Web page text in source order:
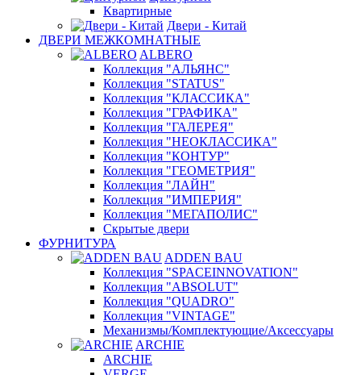
Квартирные
Двери - Китай
ДВЕРИ МЕЖКОМНАТНЫЕ
ALBERO
Коллекция "АЛЬЯНС"
Коллекция "STATUS"
Коллекция "КЛАССИКА"
Коллекция "ГРАФИКА"
Коллекция "ГАЛЕРЕЯ"
Коллекция "НЕОКЛАССИКА"
Коллекция "КОНТУР"
Коллекция "ГЕОМЕТРИЯ"
Коллекция "ЛАЙН"
Коллекция "ИМПЕРИЯ"
Коллекция "МЕГАПОЛИС"
Скрытые двери
ФУРНИТУРА
ADDEN BAU
Коллекция "SPACEINNOVATION"
Коллекция "ABSOLUT"
Коллекция "QUADRO"
Коллекция "VINTAGE"
Механизмы/Комплектующие/Аксессуары
ARCHIE
ARCHIE